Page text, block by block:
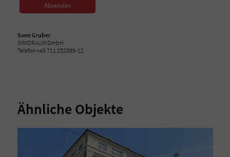
Absenden
Sven Gruber
IMMORAUM GmbH
Telefon +49 711 252899-12
Ähnliche Objekte